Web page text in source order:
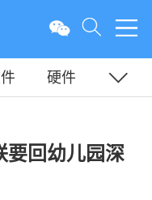
硬件
回幼儿园深